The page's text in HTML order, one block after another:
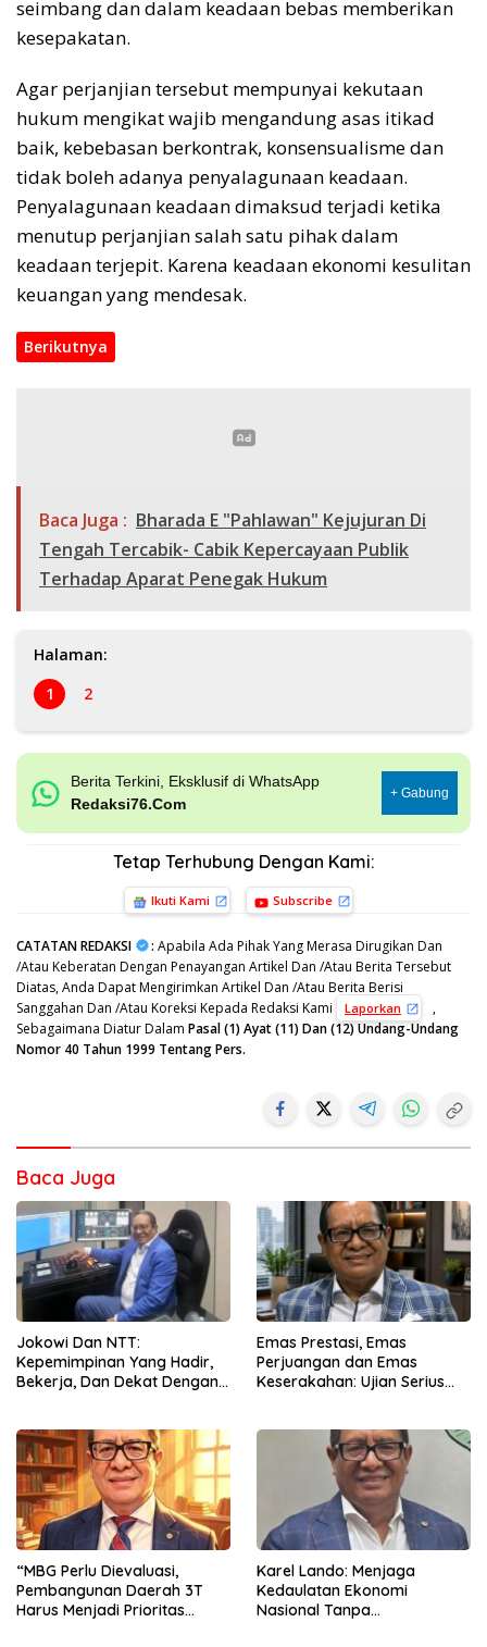
seimbang dan dalam keadaan bebas memberikan
kesepakatan.
Agar perjanjian tersebut mempunyai kekutaan
hukum mengikat wajib mengandung asas itikad
baik, kebebasan berkontrak, konsensualisme dan
tidak boleh adanya penyalagunaan keadaan.
Penyalagunaan keadaan dimaksud terjadi ketika
menutup perjanjian salah satu pihak dalam
keadaan terjepit. Karena keadaan ekonomi kesulitan
keuangan yang mendesak.
Berikutnya
Baca Juga : Bharada E "Pahlawan" Kejujuran Di
Tengah Tercabik- Cabik Kepercayaan Publik
Terhadap Aparat Penegak Hukum
Halaman:
1
2
Berita Terkini, Eksklusif di WhatsApp
Redaksi76.Com
+ Gabung
Tetap Terhubung Dengan Kami:
Ikuti Kami Subscribe
CATATAN REDAKSI : Apabila Ada Pihak Yang Merasa Dirugikan Dan
/Atau Keberatan Dengan Penayangan Artikel Dan /Atau Berita Tersebut
Diatas, Anda Dapat Mengirimkan Artikel Dan /Atau Berita Berisi
Sanggahan Dan /Atau Koreksi Kepada Redaksi Kami
Laporkan
,
Sebagaimana Diatur Dalam Pasal (1) Ayat (11) Dan (12) Undang-Undang
Nomor 40 Tahun 1999 Tentang Pers.
Baca Juga
Jokowi Dan NTT:
Kepemimpinan Yang Hadir,
Bekerja, Dan Dekat Dengan
Emas Prestasi, Emas
Perjuangan dan Emas
Keserakahan: Ujian Serius
“MBG Perlu Dievaluasi,
Pembangunan Daerah 3T
Harus Menjadi Prioritas
Karel Lando: Menjaga
Kedaulatan Ekonomi
Nasional Tanpa